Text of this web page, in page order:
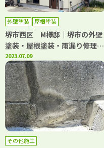
外壁塗装 屋根塗装
堺市西区 M様邸│堺市の外壁
塗装・屋根塗装・雨漏り修理専
門店 千成工務店
2023.07.09
その他施工